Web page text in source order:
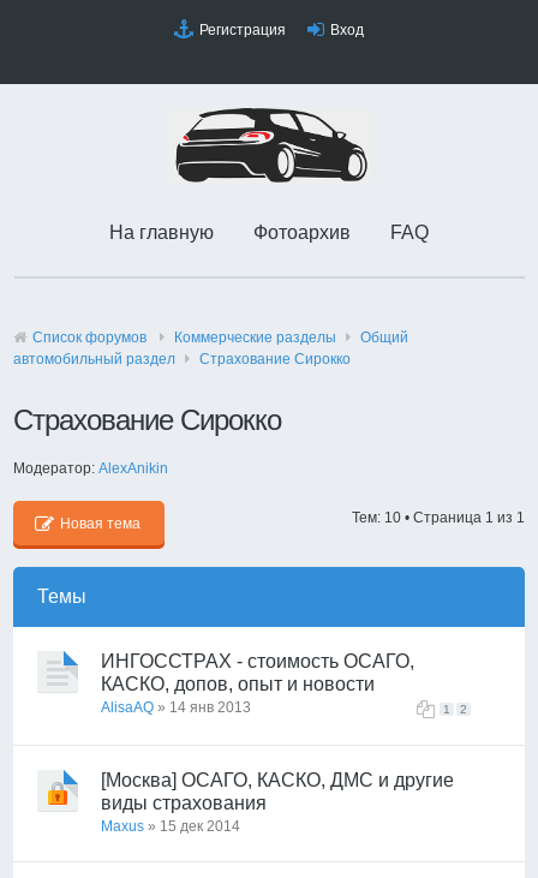
Регистрация Вход
На главную Фотоархив FAQ
Список форумов Коммерческие разделы
Общий
автомобильный раздел
Страхование Сирокко
Страхование Сирокко
Модератор:AlexAnikin
Новая тема Тем: 10 • Страница 1 из 1
Темы
ИНГОССТРАХ - стоимость ОСАГО,
КАСКО, допов, опыт и новости
1 2
AlisaAQ » 14 янв 2013
[Москва] ОСАГО, КАСКО, ДМС и другие
виды страхования
Maxus » 15 дек 2014